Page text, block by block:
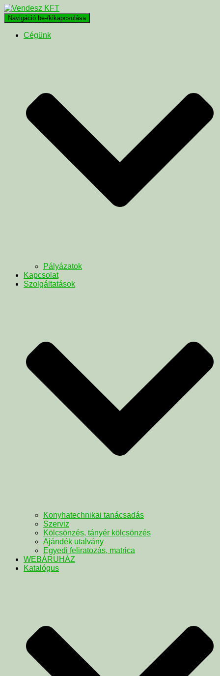
Navigáció be-/kikapcsolása
Cégünk
Pályázatok
Kapcsolat
Szolgáltatások
Konyhatechnikai tanácsadás
Szerviz
Kölcsönzés, tányér kölcsönzés
Ajándék utalvány
Egyedi feliratozás, matrica
WEBÁRUHÁZ
Katalógus